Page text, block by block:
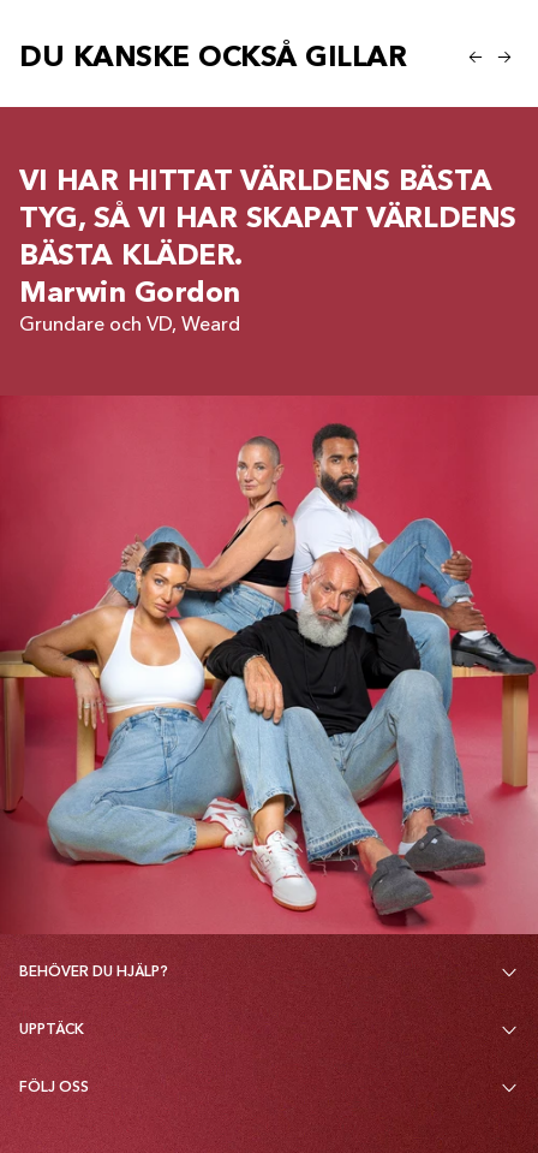
DU KANSKE OCKSÅ GILLAR
VI HAR HITTAT VÄRLDENS BÄSTA
TYG, SÅ VI HAR SKAPAT VÄRLDENS
BÄSTA KLÄDER.
Marwin Gordon
Grundare och VD, Weard
BEHÖVER DU HJÄLP?
UPPTÄCK
FÖLJ OSS